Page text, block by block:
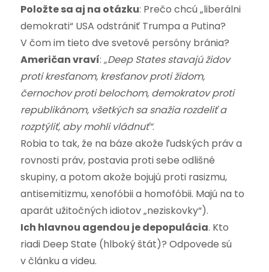
Položte sa aj na otázku: Prečo chcú „liberálni
demokrati“ USA odstrániť Trumpa a Putina?
V čom im tieto dve svetové persóny bránia?
Američan vraví: „Deep States stavajú židov
proti kresťanom, kresťanov proti židom,
černochov proti belochom, demokratov proti
republikánom, všetkých sa snažia rozdeliť a
rozptýliť, aby mohli vládnuť“.
Robia to tak, že na báze akože ľudských práv a
rovnosti práv, postavia proti sebe odlišné
skupiny, a potom akože bojujú proti rasizmu,
antisemitizmu, xenofóbii a homofóbii. Majú na to
aparát užitočných idiotov „neziskovky“).
Ich hlavnou agendou je depopulácia. Kto
riadi Deep State (hlboký štát)? Odpovede sú
v článku a videu.